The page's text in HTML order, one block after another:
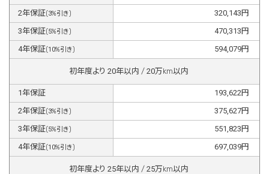
2年保証(3%引き) 320,143円
3年保証(5%引き) 470,313円
4年保証(10%引き) 594,079円
初年度より 20年以内 / 20万km以内
1年保証 193,622円
2年保証(3%引き) 375,627円
3年保証(5%引き) 551,823円
4年保証(10%引き) 697,039円
初年度より 25年以内 / 25万km以内